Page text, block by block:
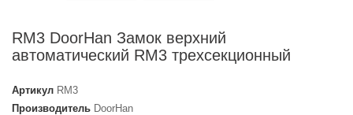
RM3 DoorHan Замок верхний
автоматический RM3 трехсекционный
Артикул RM3
Производитель DoorHan